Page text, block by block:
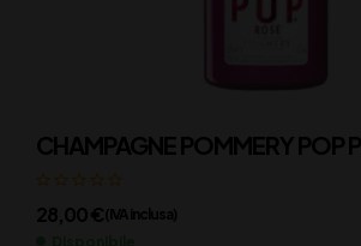
CHAMPAGNE POMMERY POP
28,00€(IVA inclusa)